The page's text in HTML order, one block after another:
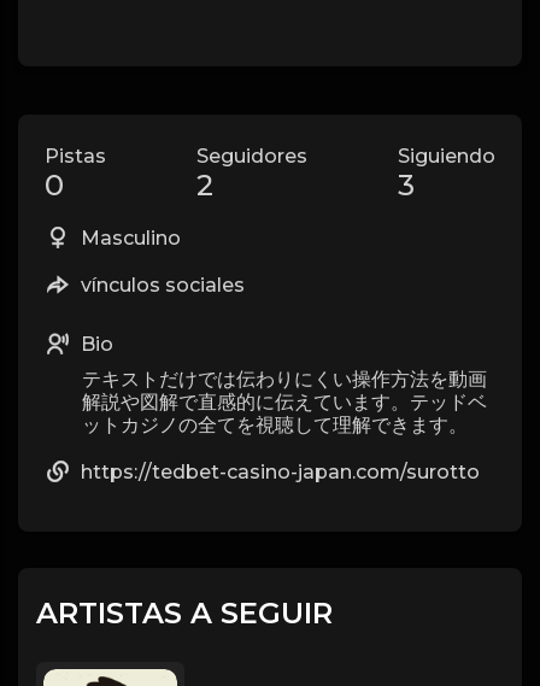
Pistas
0
Seguidores
2
Siguiendo
3
Masculino
vínculos sociales
Bio
テキストだけでは伝わりにくい操作方法を動画
解説や図解で直感的に伝えています。テッドベ
ットカジノの全てを視聴して理解できます。
https://tedbet-casino-japan.com/surotto
ARTISTAS A SEGUIR